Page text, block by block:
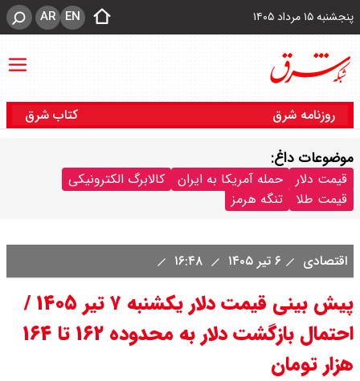
پنجشنبه ۱۵ مرداد ۱۴۰۵ EN
AR
روزنامه شرق کتاب شرق
موضوعات داغ:
قیمت دلار حمله آمریکا به ایران
کالابرگ الکترونیکی
قیمت طلا
تنگه هرمز
اقتصادی ۶ تیر ۱۴۰۵
پیش بینی قیمت دلار یکشنبه ۷ تیر ۱۴۰۵ /
احتمال بازگشت دلار به محدوده ۱۶۲ تا ۱۶۴
هزار تومان